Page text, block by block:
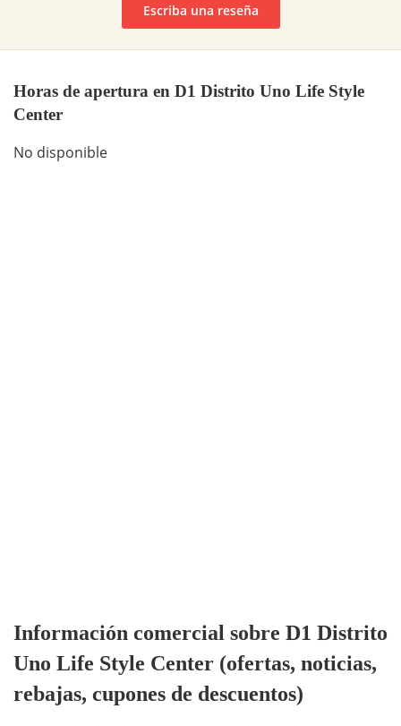
Escriba una reseña
Horas de apertura en D1 Distrito Uno Life Style
Center
No disponible
Información comercial sobre D1 Distrito
Uno Life Style Center (ofertas, noticias,
rebajas, cupones de descuentos)